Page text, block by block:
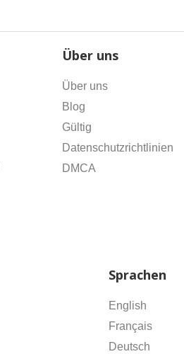
Über uns
Über uns
Blog
Gültig
Datenschutzrichtlinien
DMCA
Sprachen
English
Français
Deutsch